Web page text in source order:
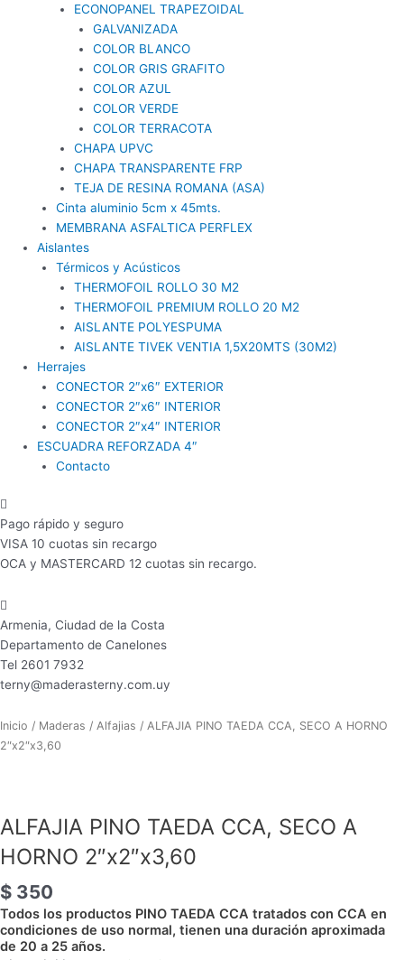
ECONOPANEL TRAPEZOIDAL
GALVANIZADA
COLOR BLANCO
COLOR GRIS GRAFITO
COLOR AZUL
COLOR VERDE
COLOR TERRACOTA
CHAPA UPVC
CHAPA TRANSPARENTE FRP
TEJA DE RESINA ROMANA (ASA)
Cinta aluminio 5cm x 45mts.
MEMBRANA ASFALTICA PERFLEX
Aislantes
Térmicos y Acústicos
THERMOFOIL ROLLO 30 M2
THERMOFOIL PREMIUM ROLLO 20 M2
AISLANTE POLYESPUMA
AISLANTE TIVEK VENTIA 1,5X20MTS (30M2)
Herrajes
CONECTOR 2″x6″ EXTERIOR
CONECTOR 2″x6″ INTERIOR
CONECTOR 2″x4″ INTERIOR
ESCUADRA REFORZADA 4″
Contacto
Pago rápido y seguro
VISA 10 cuotas sin recargo
OCA y MASTERCARD 12 cuotas sin recargo.
Armenia, Ciudad de la Costa
Departamento de Canelones
Tel 2601 7932
terny@maderasterny.com.uy
Inicio / Maderas / Alfajias / ALFAJIA PINO TAEDA CCA, SECO A HORNO
2″x2″x3,60
ALFAJIA PINO TAEDA CCA, SECO A
HORNO 2″x2″x3,60
$ 350
Todos los productos PINO TAEDA CCA tratados con CCA en
condiciones de uso normal, tienen una duración aproximada
de 20 a 25 años.
ALFAJIA
PINO
A
2"x2"x3,60
cantidad